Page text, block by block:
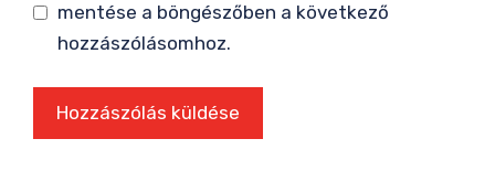
mentése a böngészőben a következő
hozzászólásomhoz.